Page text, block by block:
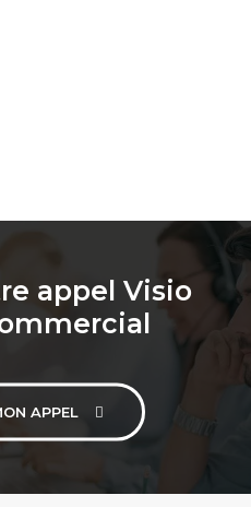
appel Visio
APPEL